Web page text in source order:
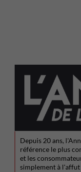
Depuis 20 ans,
référence le plus
et les
simplement à l'affut